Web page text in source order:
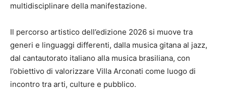
multidisciplinare della manifestazione.
Il percorso artistico dell’edizione 2026 si muove tra
generi e linguaggi differenti, dalla musica gitana al jazz,
dal cantautorato italiano alla musica brasiliana, con
l’obiettivo di valorizzare Villa Arconati come luogo di
incontro tra arti, culture e pubblico.